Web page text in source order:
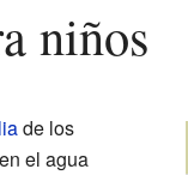
niños
de los
el agua